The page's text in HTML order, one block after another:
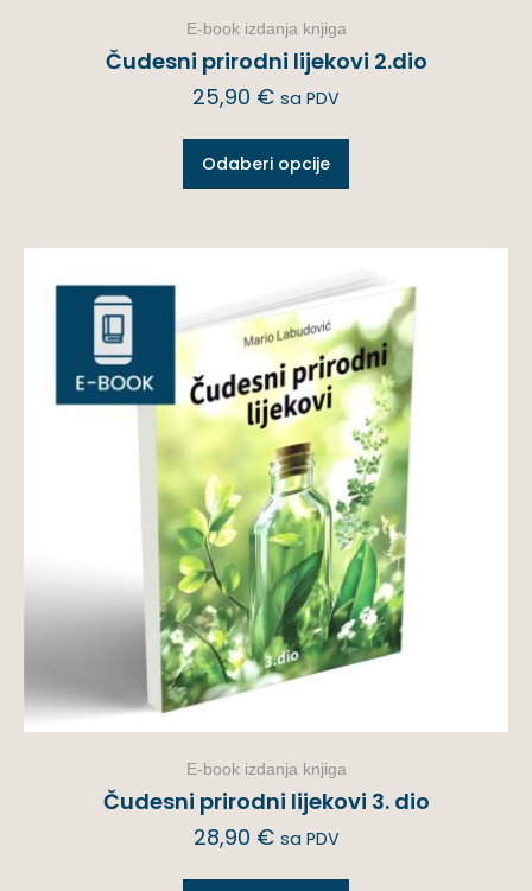
E-book izdanja knjiga
Čudesni prirodni lijekovi 2.dio
25,90 € sa PDV
Odaberi opcije
E-book izdanja knjiga
Čudesni prirodni lijekovi 3. dio
28,90 € sa PDV